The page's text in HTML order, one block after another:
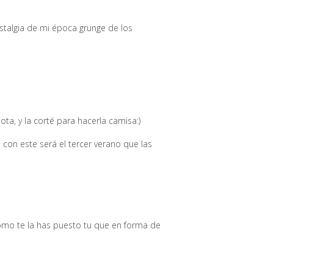
de mi época grunge de los
y la corté para hacerla camisa:)
este será el tercer verano que las
te la has puesto tu que en forma de